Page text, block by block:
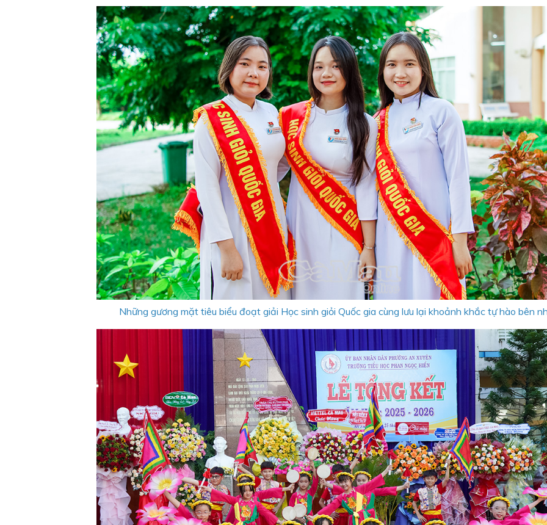
Những gương mặt tiêu biểu đoạt giải Học sinh giỏi Quốc gia cùng lưu lại khoảnh khắc tự hào bên